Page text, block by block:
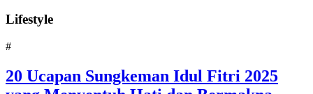
Lifestyle
#
20 Ucapan Sungkeman Idul Fitri 2025